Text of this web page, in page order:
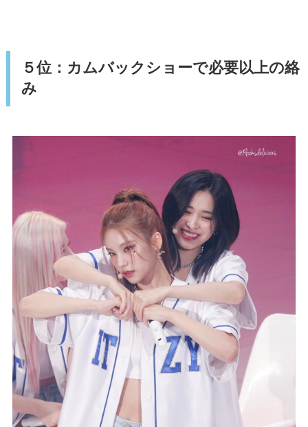
５位：カムバックショーで必要以上の絡
み